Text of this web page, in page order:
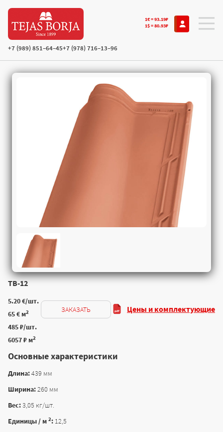
+7 (989) 851–64–45+7 (978) 716–13–96
1€ = 93.19₽
1$ = 80.93₽
TB-12
5.20 €/шт.
65 € м2
485 ₽/шт.
6057 ₽ м2
ЗАКАЗАТЬ Цены и комплектующие
Основные характеристики
Длина:439 мм
Ширина:260 мм
Вес:3,05 кг/шт.
Единицы / м 2: 12,5